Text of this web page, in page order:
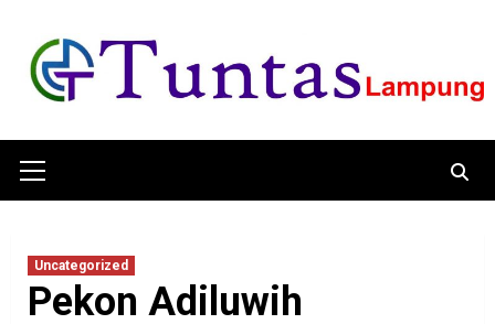
content
Menu
Uncategorized
Pekon Adiluwih